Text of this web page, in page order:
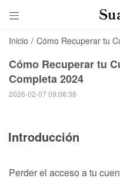

Inicio / Cómo Recuperar tu
Cómo Recuperar tu
Completa 2024
2026-02-07 09:08:38
Introducción
Perder el acceso a tu